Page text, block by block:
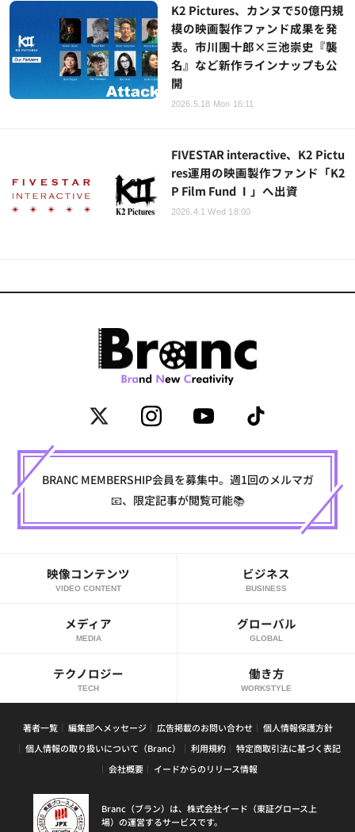
K2 Pictures、カンヌで50億円規
模の映画製作ファンド成果を発
表。市川團十郎×三池崇史『襲
名』など新作ラインナップも公
開
2026.5.18 Mon 16:11
FIVESTAR interactive、K2 Pictu
res運用の映画製作ファンド「K2
P Film Fund Ⅰ」へ出資
2026.4.1 Wed 18:00
BRANC MEMBERSHIP会員を募集中。週1回のメルマガ
📧、限定記事が閲覧可能📚
映像コンテンツ
VIDEO CONTENT
ビジネス
BUSINESS
メディア
MEDIA
グローバル
GLOBAL
テクノロジー
TECH
働き方
WORKSTYLE
著者一覧 編集部へメッセージ 広告掲載のお問い合わせ
個人情報保護方針
個人情報の取り扱いについて（Branc）
利用規約
特定商取引法に基づく表記
会社概要
イードからのリリース情報
Branc（ブラン）は、株式会社イード（東証グロース上
場）の運営するサービスです。